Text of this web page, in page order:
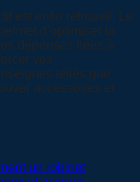
est enfin retrouvé. Le
d’optimiser la
dépenses liées à
vos
telles que
accessoires et